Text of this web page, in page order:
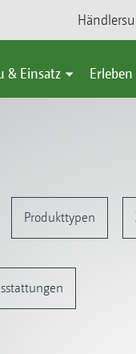
& Einsatz
Produkttypen